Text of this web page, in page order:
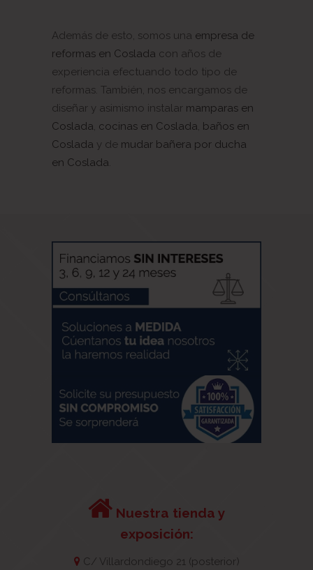
Además de esto, somos una empresa de
reformas en Coslada con años de
experiencia efectuando todo tipo de
reformas. También, nos encargamos de
diseñar y asimismo instalar mamparas en
Coslada, cocinas en Coslada, baños en
Coslada y de mudar bañera por ducha
en Coslada.
Nuestra tienda y
exposición:
C/ Villardondiego 21 (posterior)